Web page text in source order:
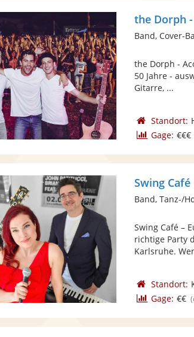
the Dorph
Band, Cover-
the Dorph -
50 Jahre -
Gitarre, ...
Standort:
Gage: €€€
Swing Café
Band, Tanz-/
Swing Café –
richtige Party
Karlsruhe.
Standort:
Gage: €€